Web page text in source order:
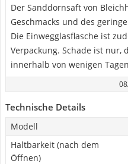
Der Sanddornsaft von
Geschmacks und des
Die Einwegglasflasche ist
Verpackung. Schade ist nur,
innerhalb von wenigen
Technische Details
Modell
Haltbarkeit (nach dem
Öffnen)